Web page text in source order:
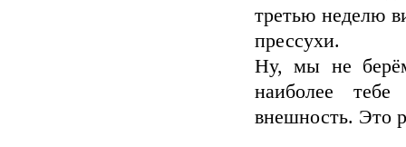
третью неделю
прессухи.
Ну, мы не
наиболее
внешность. Это